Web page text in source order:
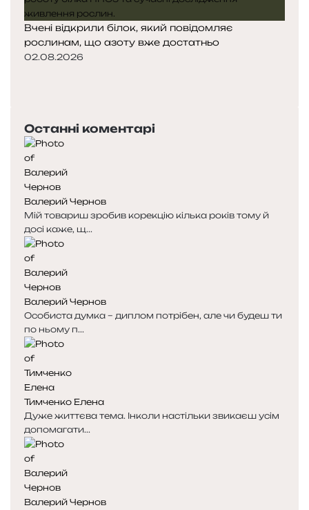
Вчені відкрили білок, який повідомляє
рослинам, що азоту вже достатньо
02.08.2026
р
е
д
н
я
с
т
о
р
і
н
к
а
т
у
п
н
а
с
т
о
р
і
н
к
а
Останні коментарі
Валерий Чернов
Мій товариш зробив корекцію кілька років тому й
досі каже, щ...
Валерий Чернов
Особиста думка – диплом потрібен, але чи будеш ти
по ньому п...
Тимченко Елена
Дуже життєва тема. Інколи настільки звикаєш усім
допомагати...
Валерий Чернов